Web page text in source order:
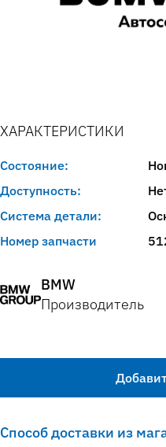
ХАРАКТЕРИСТИКИ
Состояние:
Доступность:
Система детали:
Номер запчасти
BMW
Производитель
Способ доставки из